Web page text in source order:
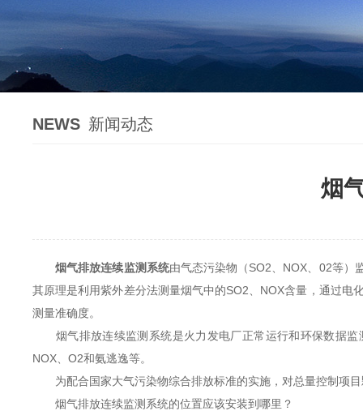
NEWS 新闻动态
烟
烟气排放连续监测系统由气态污染物（SO2、NOX、02等）
其原理是利用紫外差分法测量烟气中的SO2、NOX含量，通过
测量准确度。
烟气排放连续监测系统是火力发电厂正常运行和环保数据监
NOX、O2和氨逃逸等。
为配合国家大气污染物综合排放标准的实施，对总量控制项目
烟气排放连续监测系统的位置应该安装到哪里？